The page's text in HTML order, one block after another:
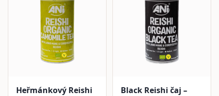
Heřmánkový Reishi
Black Reishi čaj –